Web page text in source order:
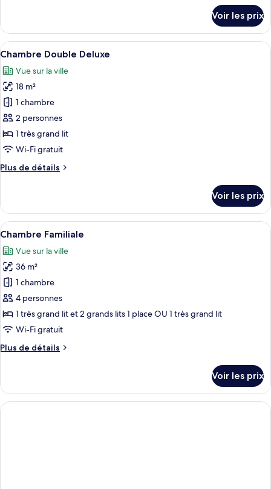
lits
jumeaux
le
type
de
Chambre
Deluxe
avec
lits
jumeaux
Voir les prix
Afficher
toutes
les
photos
pour
ce
type
de
chambre :
Chambre
Une chambre d’hôtel équipée d’un
6
Chambre Double Deluxe
Vue sur la ville
18 m²
1 chambre
2 personnes
1 très grand lit
Wi-Fi gratuit
Plus de détails
Plus
le
type
de
Chambre
Double
Deluxe
Voir les prix
Afficher
toutes
les
photos
pour
ce
type
de
chambre :
Chambre
Une chambre d’hôtel moderne
9
Chambre Familiale
Vue sur la ville
36 m²
1 chambre
4 personnes
1 très grand lit et 2 grands lits 1 place OU 1 très grand lit
Wi-Fi gratuit
Plus de détails
Plus
le
type
de
Voir les prix